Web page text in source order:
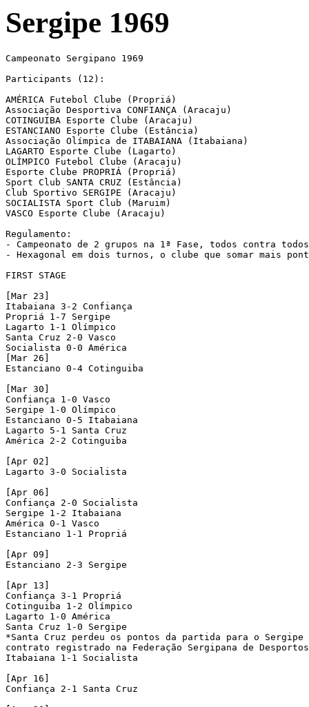
Sergipe 1969
Campeonato Sergipano 1969
Participants (12):
AMÉRICA Futebol Clube (Propriá)
Associação Desportiva CONFIANÇA (Aracaju)
COTINGUIBA Esporte Clube (Aracaju)
ESTANCIANO Esporte Clube (Estância)
Associação Olímpica de ITABAIANA (Itabaiana)
LAGARTO Esporte Clube (Lagarto)
OLÍMPICO Futebol Clube (Aracaju)
Esporte Clube PROPRIÁ (Propriá)
Sport Club SANTA CRUZ (Estância)
Club Sportivo SERGIPE (Aracaju)
SOCIALISTA Sport Club (Maruim)
VASCO Esporte Clube (Aracaju)
Regulamento:
- Campeonato de 2 grupos na 1ª Fase, todos contra
- Hexagonal em dois turnos, o clube que somar mais
FIRST STAGE
[Mar 23]
Itabaiana 3-2 Confiança
Propriá 1-7 Sergipe
Lagarto 1-1 Olímpico
Santa Cruz 2-0 Vasco
Socialista 0-0 América
[Mar 26]
Estanciano 0-4 Cotinguiba
[Mar 30]
Confiança 1-0 Vasco
Sergipe 1-0 Olímpico
Estanciano 0-5 Itabaiana
Lagarto 5-1 Santa Cruz
América 2-2 Cotinguiba
[Apr 02]
Lagarto 3-0 Socialista
[Apr 06]
Confiança 2-0 Socialista
Sergipe 1-2 Itabaiana
América 0-1 Vasco
Estanciano 1-1 Propriá
[Apr 09]
Estanciano 2-3 Sergipe
[Apr 13]
Confiança 3-1 Propriá
Cotinguiba 1-2 Olímpico
Lagarto 1-0 América
Santa Cruz 1-0 Sergipe
*Santa Cruz perdeu os pontos da partida para o
contrato registrado na Federação Sergipana de
Itabaiana 1-1 Socialista
[Apr 16]
Confiança 2-1 Santa Cruz